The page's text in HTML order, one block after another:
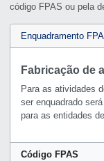
código FPAS ou pela
Enquadramento
Fabricação de
Para as atividades
ser enquadrado
para as entidades
Código FPAS